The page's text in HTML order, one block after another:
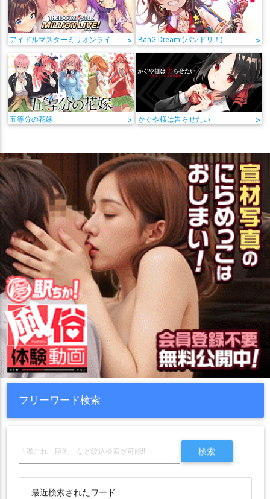
アイドルマスターミリオンライブ! > BanG Dream!(バンドリ！) >
五等分の花嫁 > かぐや様は告らせたい >
フリーワード検索
最近検索されたワード